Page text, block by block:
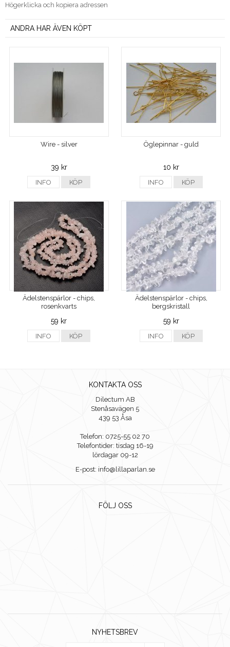
Högerklicka och kopiera adressen
ANDRA HAR ÄVEN KÖPT
Wire - silver
39 kr
INFO KÖP
Öglepinnar - guld
10 kr
INFO KÖP
Ädelstenspärlor - chips,
rosenkvarts
59 kr
INFO KÖP
Ädelstenspärlor - chips,
bergskristall
59 kr
INFO KÖP
KONTAKTA OSS
Dilectum AB
Stenåsavägen 5
439 53 Åsa
Telefon: 0725-55 02 70
Telefontider: tisdag 16-19
lördagar 09-12
E-post: info@lillaparlan.se
FÖLJ OSS
NYHETSBREV